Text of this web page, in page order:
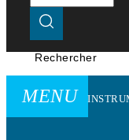
Rechercher
MENU